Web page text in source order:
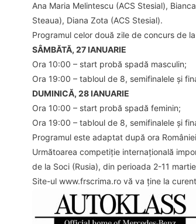
Ana Maria Melintescu (ACS Stesial),
Steaua), Diana Zota (ACS Stesial).
Programul celor două zile de concurs de
SÂMBĂTĂ, 27 IANUARIE
Ora 10:00 – start probă spadă masculin;
Ora 19:00 – tabloul de 8, semifinalele și
DUMINICĂ, 28 IANUARIE
Ora 10:00 – start probă spadă feminin;
Ora 19:00 – tabloul de 8, semifinalele și
Programul este adaptat după ora
Următoarea competiție internațională
de la Soci (Rusia), din perioada 2-11
Site-ul www.frscrima.ro vă va ține la